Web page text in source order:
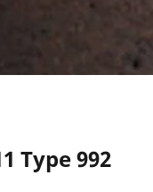
Type 992